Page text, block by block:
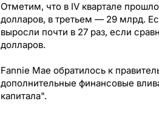
Отметим, что в IV квартале
долларов, в третьем — 29 млрд.
выросли почти в 27 раз, если
долларов.
Fannie Mae обратилось к
дополнительные финансовые
капитала".